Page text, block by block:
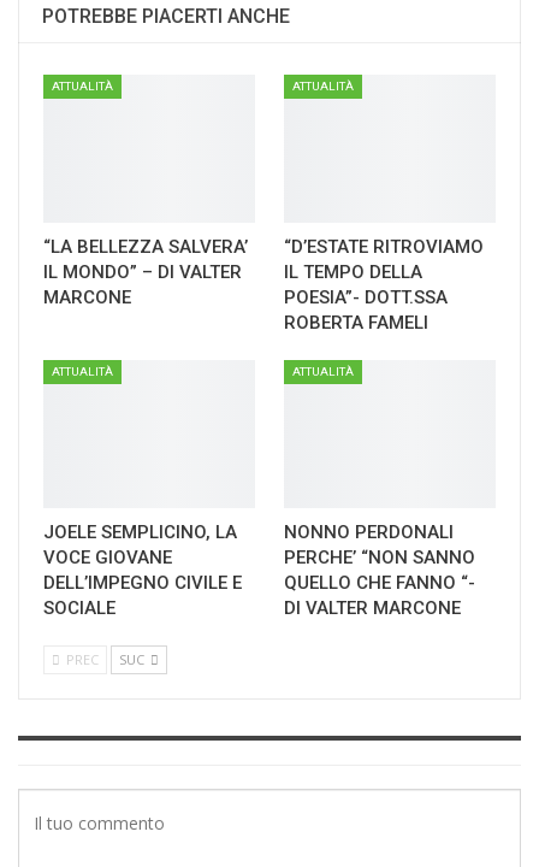
POTREBBE PIACERTI ANCHE
ATTUALITÀ
“LA BELLEZZA SALVERA’
IL MONDO” – DI VALTER
MARCONE
ATTUALITÀ
“D’ESTATE RITROVIAMO
IL TEMPO DELLA
POESIA”- DOTT.SSA
ROBERTA FAMELI
ATTUALITÀ
JOELE SEMPLICINO, LA
VOCE GIOVANE
DELL’IMPEGNO CIVILE E
SOCIALE
ATTUALITÀ
NONNO PERDONALI
PERCHE’ “NON SANNO
QUELLO CHE FANNO “-
DI VALTER MARCONE
PREC SUC